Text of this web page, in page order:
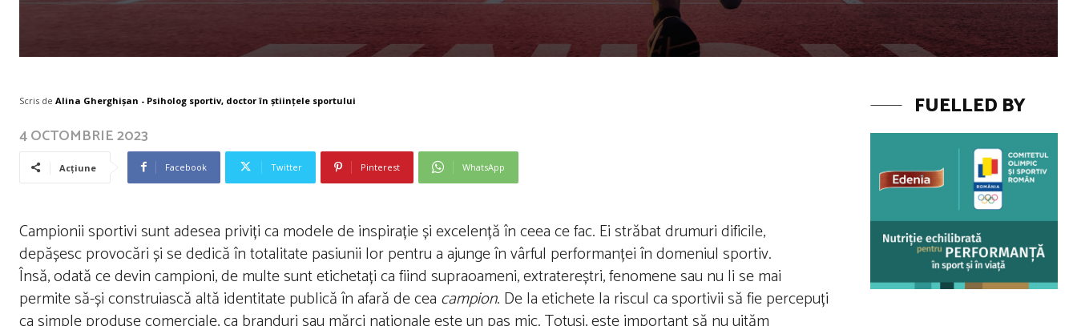
Scris de Alina Gherghișan - Psiholog sportiv, doctor în științele sportului
4 OCTOMBRIE 2023
Acțiune Facebook Twitter Pinterest WhatsApp
Campionii sportivi sunt adesea priviți ca modele de inspirație și excelență în ceea ce fac. Ei străbat drumuri dificile,
depășesc provocări și se dedică în totalitate pasiunii lor pentru a ajunge în vârful performanței în domeniul sportiv.
Însă, odată ce devin campioni, de multe sunt etichetați ca fiind supraoameni, extratereștri, fenomene sau nu li se mai
permite să-și construiască altă identitate publică în afară de cea campion. De la etichete la riscul ca sportivii să fie percepuți
FUELLED BY